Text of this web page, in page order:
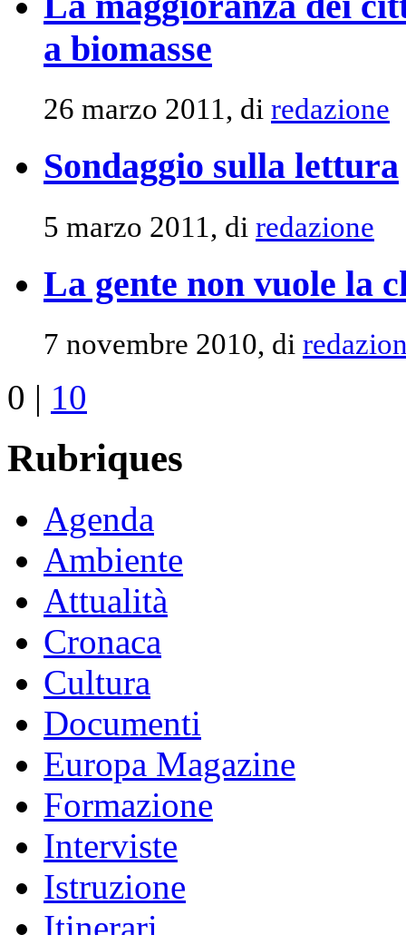
a biomasse
26 marzo 2011, di redazione
Sondaggio sulla lettura
5 marzo 2011, di redazione
La gente non vuole la
7 novembre 2010, di
0 | 10
Rubriques
Agenda
Ambiente
Attualità
Cronaca
Cultura
Documenti
Europa Magazine
Formazione
Interviste
Istruzione